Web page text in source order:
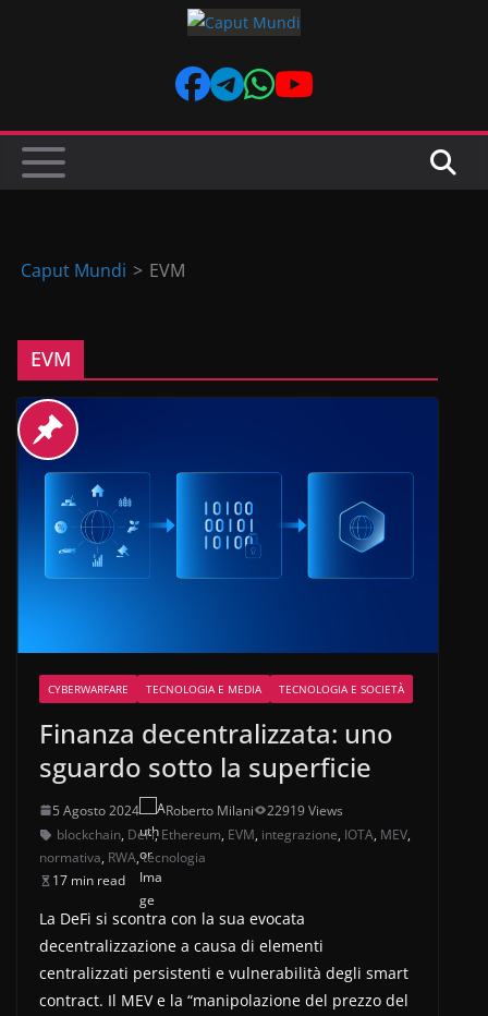
Caput Mundi > EVM
EVM
CYBERWARFARE TECNOLOGIA E MEDIA TECNOLOGIA E SOCIETÀ
Finanza decentralizzata: uno
sguardo sotto la superficie
5 Agosto 2024 Roberto Milani
22919 Views
blockchain, DeFi,Ethereum, EVM, integrazione, IOTA, MEV,
normativa, RWA,tecnologia
17 min read
La DeFi si scontra con la sua evocata
decentralizzazione a causa di elementi
centralizzati persistenti e vulnerabilità degli smart
contract. Il MEV e la “manipolazione del prezzo del